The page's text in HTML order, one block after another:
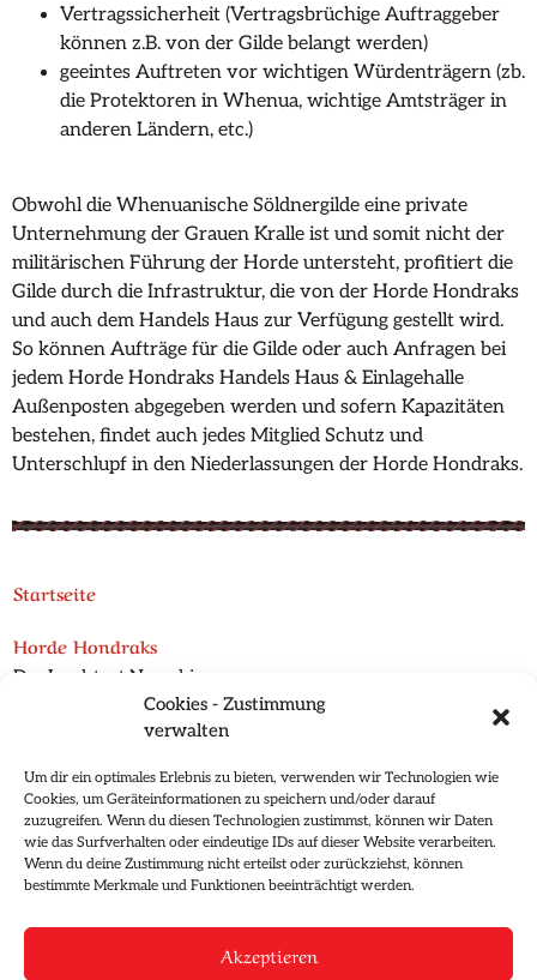
Cookies - Zustimmung
verwalten
Um dir ein optimales Erlebnis zu bieten, verwenden wir Technologien wie
Cookies, um Geräteinformationen zu speichern und/oder darauf
zuzugreifen. Wenn du diesen Technologien zustimmst, können wir Daten
wie das Surfverhalten oder eindeutige IDs auf dieser Website verarbeiten.
Wenn du deine Zustimmung nicht erteilst oder zurückziehst, können
bestimmte Merkmale und Funktionen beeinträchtigt werden.
Akzeptieren
Vertragssicherheit (Vertragsbrüchige Auftraggeber
können z.B. von der Gilde belangt werden)
geeintes Auftreten vor wichtigen Würdenträgern (zb.
die Protektoren in Whenua, wichtige Amtsträger in
anderen Ländern, etc.)
Obwohl die Whenuanische Söldnergilde eine private
Unternehmung der Grauen Kralle ist und somit nicht der
militärischen Führung der Horde untersteht, profitiert die
Gilde durch die Infrastruktur, die von der Horde Hondraks
und auch dem Handels Haus zur Verfügung gestellt wird.
So können Aufträge für die Gilde oder auch Anfragen bei
jedem Horde Hondraks Handels Haus & Einlagehalle
Außenposten abgegeben werden und sofern Kapazitäten
bestehen, findet auch jedes Mitglied Schutz und
Unterschlupf in den Niederlassungen der Horde Hondraks.
Startseite
Horde Hondraks
Der Inselstaat Norechion
Die Nachbarinseln
Struktur der Horde
Bekannte Rudel
Whenuanische Söldnergilde
Horde Hondraks Handelshaus
Freunde & Weggefährten